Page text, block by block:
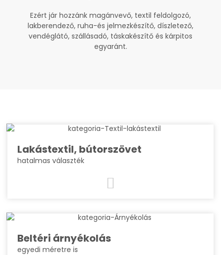
Ezért jár hozzánk magánvevő, textil feldolgozó,
lakberendező, ruha-és jelmezkészítő, díszletező,
vendéglátó, szállásadó, táskakészítő és kárpitos
egyaránt.
Lakástextil, bútorszövet
hatalmas választék
Beltéri árnyékolás
egyedi méretre is